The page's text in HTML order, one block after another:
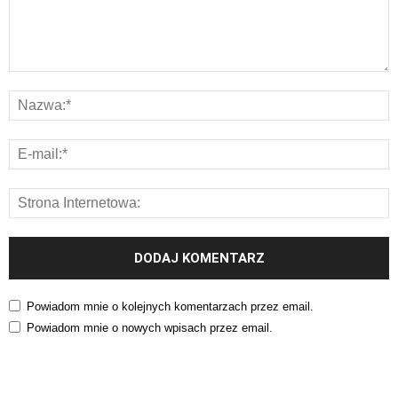
Powiadom mnie o kolejnych komentarzach przez email.
Powiadom mnie o nowych wpisach przez email.